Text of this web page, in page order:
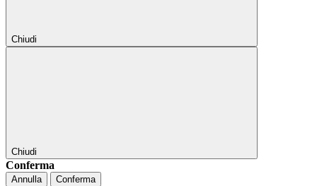
Chiudi
Chiudi
Conferma
Annulla Conferma